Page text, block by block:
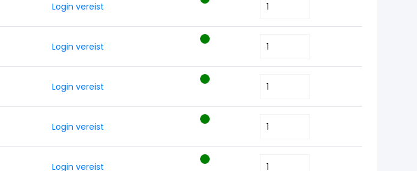
Login vereist
Login vereist
Login vereist
Login vereist
Login vereist